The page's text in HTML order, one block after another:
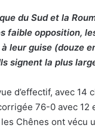
du Sud et la
opposition,
leur guise (douze
signent la plus
d’effectif, avec 14
76-0 avec 12
Chênes ont vécu